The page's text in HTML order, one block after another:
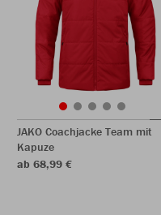
JAKO Coachjacke Team mit
Kapuze
ab 68,99 €